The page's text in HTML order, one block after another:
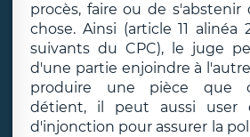
procès, faire ou de s'abstenir
chose. Ainsi (article 11 alinéa
suivants du CPC), le juge
d'une partie enjoindre à
produire une pièce que
détient, il peut aussi user
d'injonction pour assurer la